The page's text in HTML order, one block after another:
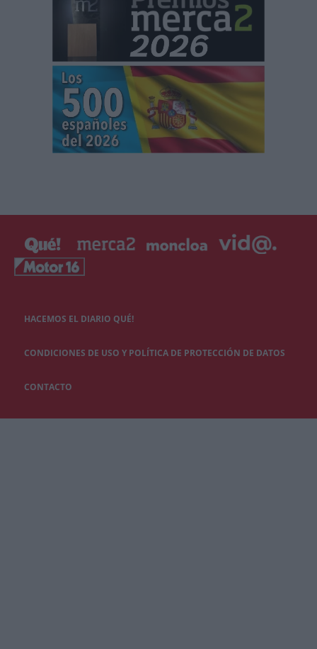
HACEMOS EL DIARIO QUÉ!
CONDICIONES DE USO Y POLÍTICA DE PROTECCIÓN DE DATOS
CONTACTO